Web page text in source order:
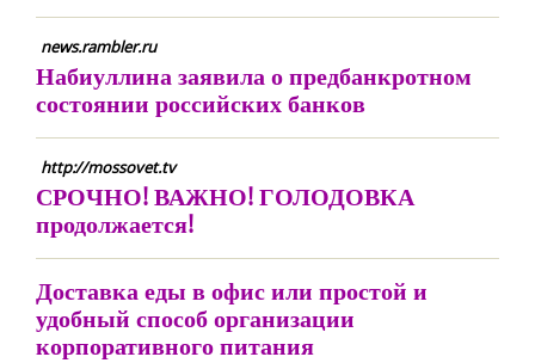
news.rambler.ru
Набиуллина заявила о предбанкротном
состоянии российских банков
http://mossovet.tv
СРОЧНО! ВАЖНО! ГОЛОДОВКА
продолжается!
Доставка еды в офис или простой и
удобный способ организации
корпоративного питания